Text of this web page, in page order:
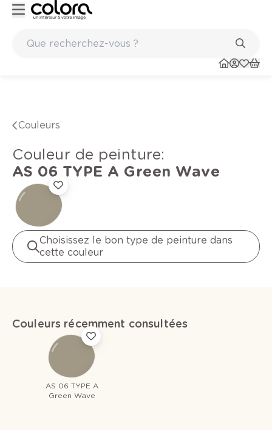
Couleurs
Couleur de peinture:
AS 06 TYPE A Green Wave
Choisissez le bon type de peinture dans
cette couleur
Couleurs récemment consultées
AS 06 TYPE A
Green Wave